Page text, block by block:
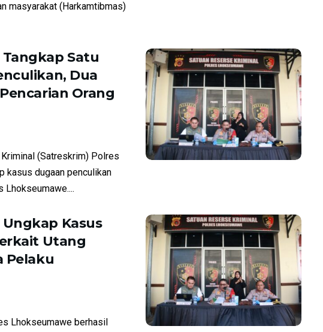
masyarakat (Harkamtibmas)
Satu
Dua
Orang
(Satreskrim) Polres
kasus dugaan penculikan
Lhokseumawe....
Kasus
Utang
Pelaku
Lhokseumawe berhasil